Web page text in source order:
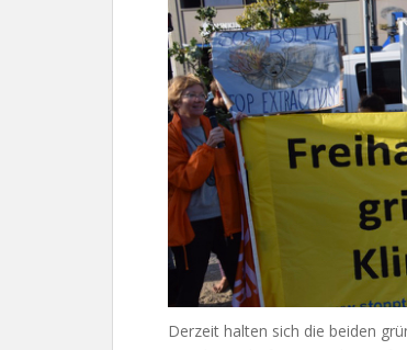
Derzeit halten sich die beiden